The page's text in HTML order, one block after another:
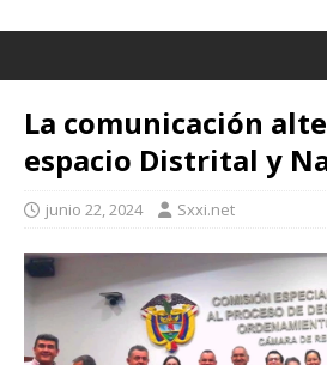
La comunicación
espacio Distrital y
junio 22, 2024 Sxxi.net